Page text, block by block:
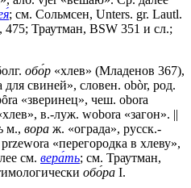
; см. Сольмсен, Unters. gr. Lautl.
Траутман, ВSW 351 и сл.;
обо́р «хлев» (Младенов 367),
для свиней», словен. obòr, род.
«зверинец», чеш. оbоrа
в.-луж. wobora «загон». ||
м., вора ж. «ограда», русск.-
«перегородка в хлеву»,
см. вера́ть; см. Траутман,
обо́ра I.